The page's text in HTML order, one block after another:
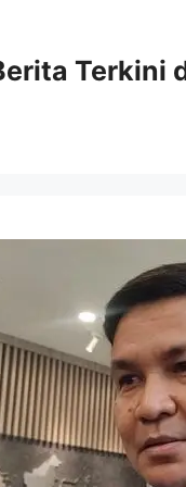
Terkini